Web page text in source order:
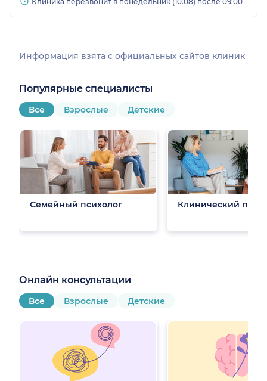
Информация взята c официальных сайтов клиник
Популярные специалисты
Все Взрослые Детские
Семейный психолог Клинический
Онлайн консультации
Все Взрослые Детские